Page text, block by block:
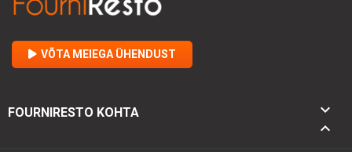
VÕTA MEIEGA ÜHENDUST
FOURNIRESTO KOHTA

